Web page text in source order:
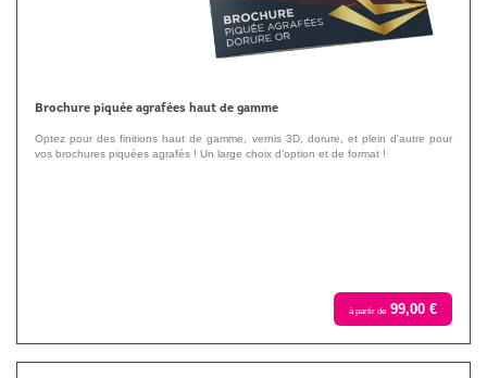
Brochure piquée agrafées haut de gamme
Optez pour des finitions haut de gamme, vernis 3D, dorure, et plein d'autre pour
vos brochures piquées agrafés ! Un large choix d'option et de format !
à partir de 99,00 €